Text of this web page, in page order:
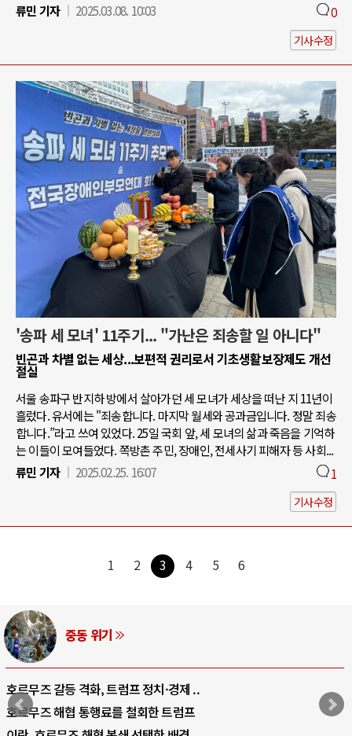
류민 기자
2025.03.08. 10:03 0
기사수정
'송파 세 모녀' 11주기... "가난은 죄송할 일 아니다"
빈곤과 차별 없는 세상...보편적 권리로서 기초생활보장제도 개선
절실
서울 송파구 반지하 방에서 살아가던 세 모녀가 세상을 떠난 지 11년이
흘렀다. 유서에는 "죄송합니다. 마지막 월세와 공과금입니다. 정말 죄송
합니다.”라고 쓰여 있었다. 25일 국회 앞, 세 모녀의 삶과 죽음을 기억하
는 이들이 모여들었다. 쪽방촌 주민, 장애인, 전세사기 피해자 등 사회...
류민 기자
2025.02.25. 16:07 1
기사수정
1 2 3 4 5 6
AI와 인간
중국 AI, 저가 공세로 글로벌 토큰 시..
AI 국부펀드 구상 놓고 미국 진보진영 ..